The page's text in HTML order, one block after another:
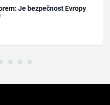
Je bezpečnost Evropy